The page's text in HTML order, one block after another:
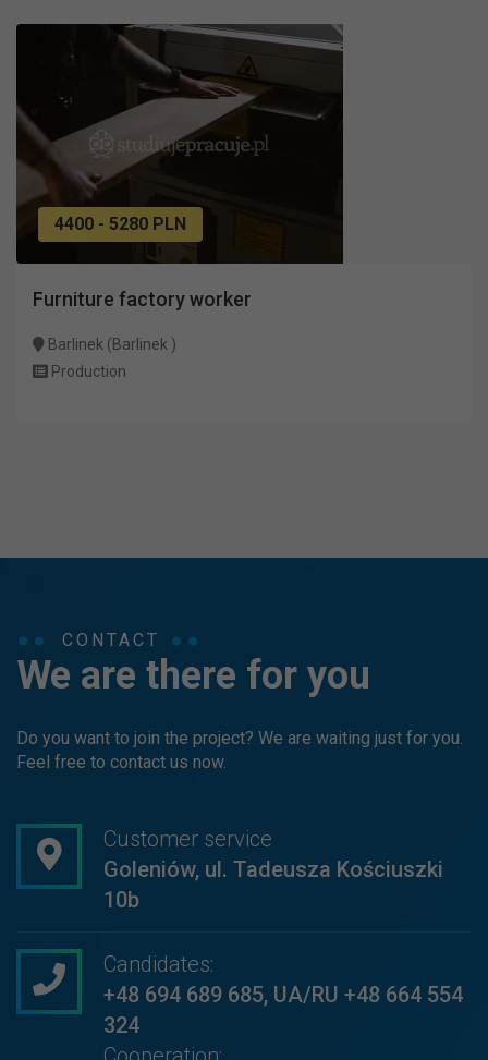
4400 - 5280 PLN
Furniture factory worker
Barlinek (Barlinek )
Production
CONTACT
We are there for you
Do you want to join the project? We are waiting just for you.
Feel free to contact us now.
Customer service
Goleniów, ul. Tadeusza Kościuszki
10b
Candidates:
+48 694 689 685, UA/RU +48 664 554
324